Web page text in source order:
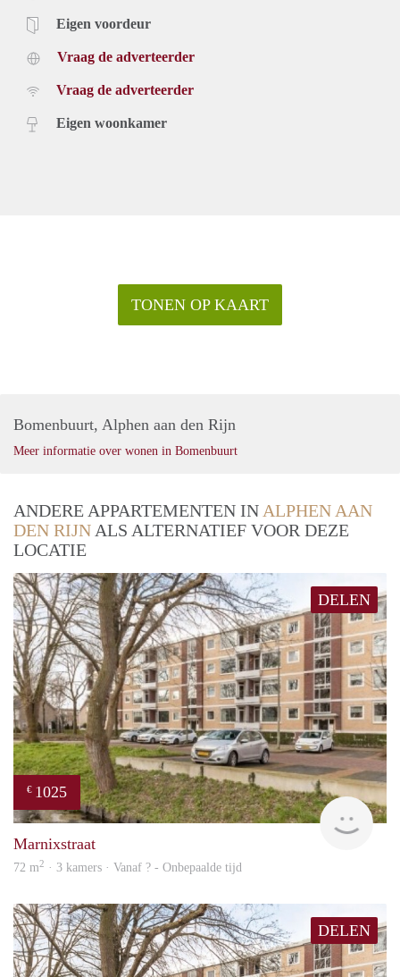
Eigen voordeur
Vraag de adverteerder
Vraag de adverteerder
Eigen woonkamer
TONEN OP KAART
Bomenbuurt, Alphen aan den Rijn
Meer informatie over wonen in Bomenbuurt
ANDERE APPARTEMENTEN IN ALPHEN AAN
DEN RIJN ALS ALTERNATIEF VOOR DEZE
LOCATIE
DELEN
€ 1025
Marnixstraat
72 m2 · 3 kamers · Vanaf ? - Onbepaalde tijd
DELEN